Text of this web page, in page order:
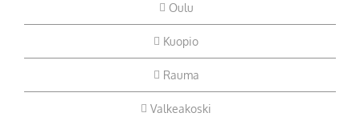
Oulu
Kuopio
Rauma
Valkeakoski